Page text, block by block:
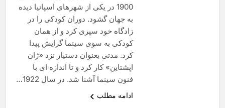
1900 در یکی از شهرهای اسپانیا دیده
به جهان گشود. دوران کودکی را در
زادگاه خود سپری کرد و از همان
کودکی به سوی سینما گرایش پیدا
کرد. مدتی بعنوان دستیار نزد «ژان
اپشتاین» کار کرد و تا اندازه ای با
فنون سینما آشنا شد. در سال 1922…
ادامه مطلب